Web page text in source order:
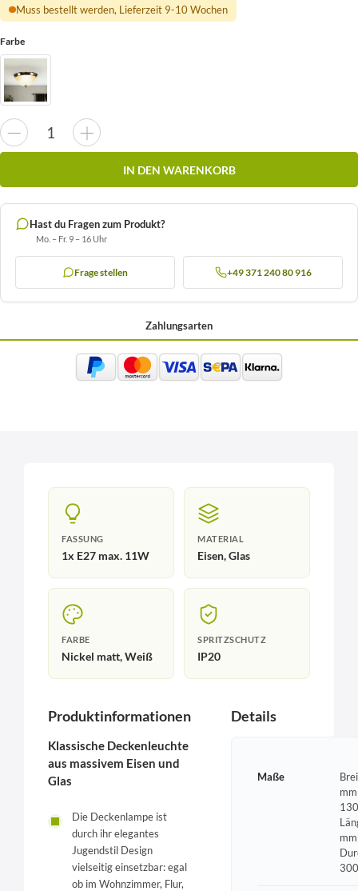
Muss bestellt werden, Lieferzeit 9-10 Wochen
Farbe
IN DEN WARENKORB
Hast du Fragen zum Produkt?
Mo. – Fr. 9 – 16 Uhr
Frage stellen +49 371 240 80 916
Zahlungsarten
FASSUNG
1x E27 max. 11W
MATERIAL
Eisen, Glas
FARBE
Nickel matt, Weiß
SPRITZSCHUTZ
IP20
Produktinformationen
Klassische Deckenleuchte
aus massivem Eisen und
Glas
Die Deckenlampe ist
durch ihr elegantes
Jugendstil Design
vielseitig einsetzbar: egal
ob im Wohnzimmer, Flur,
Details
Maße